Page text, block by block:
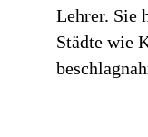
Lehrer. Sie
Städte wie